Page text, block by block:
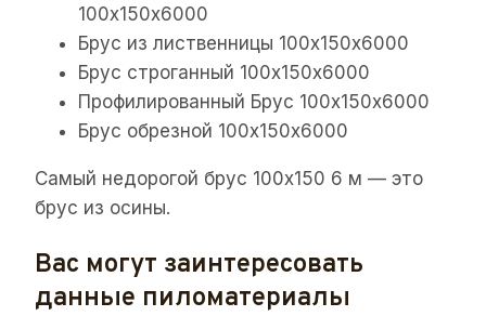
100х150х6000
Брус из лиственницы 100х150х6000
Брус строганный 100х150х6000
Профилированный Брус 100х150х6000
Брус обрезной 100х150х6000
Самый недорогой брус 100х150 6 м — это
брус из осины.
Вас могут заинтересовать
данные пиломатериалы